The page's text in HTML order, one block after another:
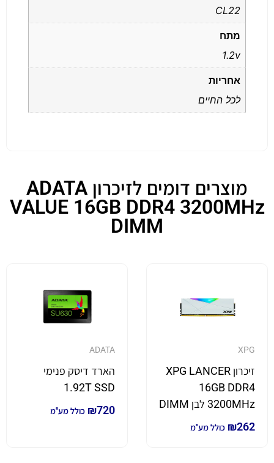
CL22
מתח
1.2v
אחריות
לכל החיים
מוצרים דומים לזיכרון ADATA
VALUE 16GB DDR4 3200MHz
DIMM
XPG
זיכרון XPG LANCER
16GB DDR4
3200MHz לבן DIMM
₪262 כולל מע"מ
ADATA
הארד דיסק פנימי
1.92T SSD
₪720 כולל מע"מ